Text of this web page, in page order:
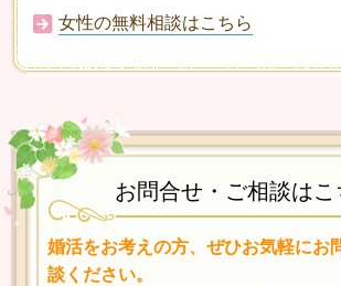
女性の無料相談はこちら
お問合せ・ご相談はこ
婚活をお考えの方、ぜひお気軽にお
談ください。